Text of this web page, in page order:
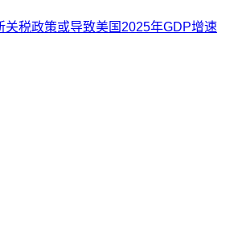
关税政策或导致美国2025年GDP增速